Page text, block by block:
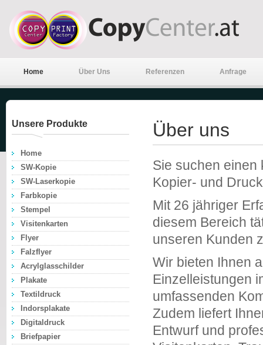
Home Über Uns Referenzen Anfrage
Unsere Produkte
Home
SW-Kopie
SW-Laserkopie
Farbkopie
Stempel
Visitenkarten
Flyer
Falzflyer
Acrylglasschilder
Plakate
Textildruck
Indorsplakate
Digitaldruck
Briefpapier
Über uns
Sie suchen einen
Kopier- und
Mit 26 jähriger
diesem Bereich
unseren Kunden
Wir bieten Ihnen
Einzelleistungen
umfassenden
Zudem liefert
Entwurf und